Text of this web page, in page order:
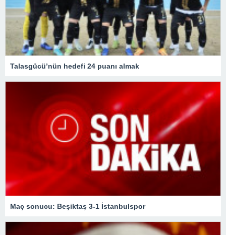
Talasgücü’nün hedefi 24 puanı almak
Maç sonucu: Beşiktaş 3-1 İstanbulspor